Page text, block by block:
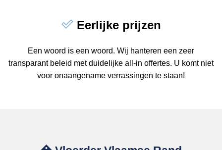
Eerlijke prijzen
Een woord is een woord. Wij hanteren een zeer
transparant beleid met duidelijke all-in offertes. U komt niet
voor onaangename verrassingen te staan!